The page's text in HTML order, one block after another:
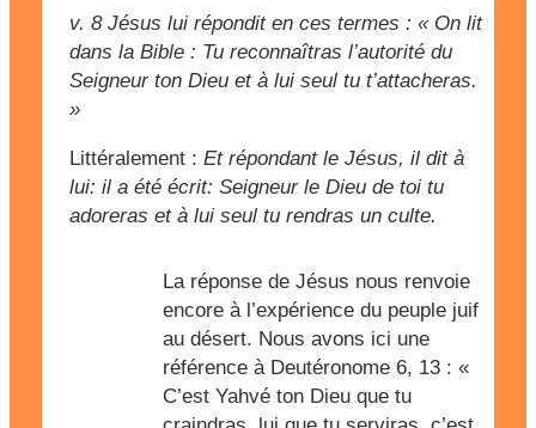
v. 8Jésus lui répondit en ces termes : « On lit
dans la Bible : Tu reconnaîtras l’autorité du
Seigneur ton Dieu et à lui seul tu t’attacheras.
»
Littéralement : Et répondant le Jésus, il dit à
lui: il a été écrit: Seigneur le Dieu de toi tu
adoreras et à lui seul tu rendras un culte.
La réponse de Jésus nous renvoie
encore à l’expérience du peuple juif
au désert. Nous avons ici une
référence à Deutéronome 6, 13 : «
C’est Yahvé ton Dieu que tu